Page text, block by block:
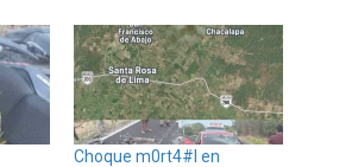
Choque m0rt4#l en